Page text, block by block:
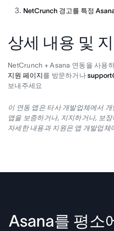
NetCrunch 경고를 특정
상세 내용 및
NetCrunch + Asana 연동을 사용
지원 페이지를 방문하거나
보내주세요
이 연동 앱은 타사 개발업체에서
앱을 보증하거나, 지지하거나, 보
자세한 내용과 지원은 앱 개발업체
Asana를 평소